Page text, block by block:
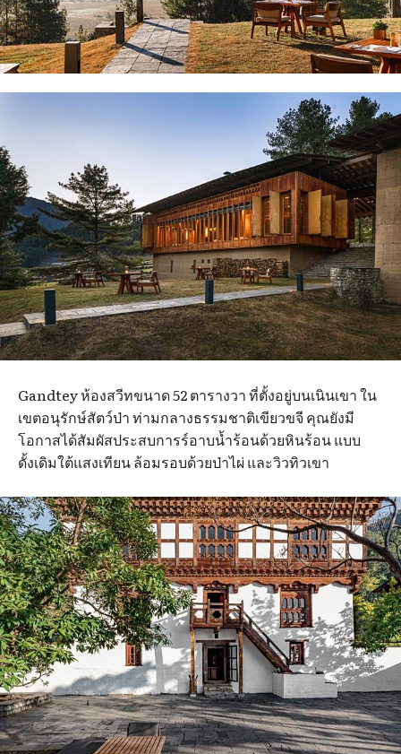
Gandtey ห้องสวีทขนาด 52 ตารางวา ที่ตั้งอยู่บนเนินเขา ใน
เขตอนุรักษ์สัตว์ป่า ท่ามกลางธรรมชาติเขียวขจี คุณยังมี
โอกาสได้สัมผัสประสบการร์อาบน้ำร้อนด้วยหินร้อน แบบ
ดั้งเดิมใต้แสงเทียน ล้อมรอบด้วยป่าไผ่ และวิวทิวเขา